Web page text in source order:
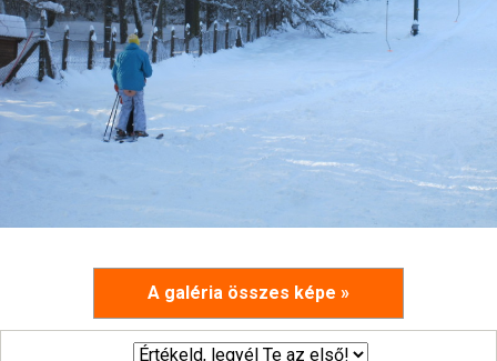
A galéria összes képe »